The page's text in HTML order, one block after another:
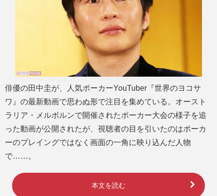
俳優の田中圭が、人気ポーカーYouTuber『世界のヨコサ
ワ』の最新動画で思わぬ形で注目を集めている。オースト
ラリア・メルボルンで開催されたポーカー大会の様子を追
った動画が公開されたが、視聴者の目を引いたのはポーカ
ーのプレイングではなく画面の一角に映り込んだ人物
で……。
本文を読む